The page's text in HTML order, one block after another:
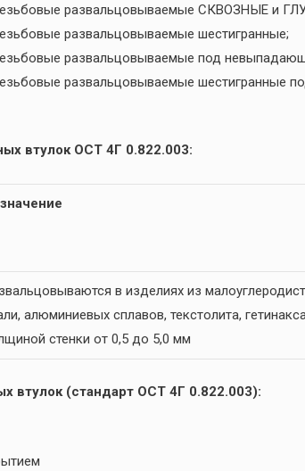
развальцовываемые СКВОЗНЫЕ и
развальцовываемые шестигранные;
развальцовываемые под
развальцовываемые шестигранные
втулок ОСТ 4Г 0.822.003:
в изделиях из
алюминиевых сплавов, текстолита,
стенки от 0,5 до 5,0 мм
втулок (стандарт ОСТ 4Г 0.822.003):